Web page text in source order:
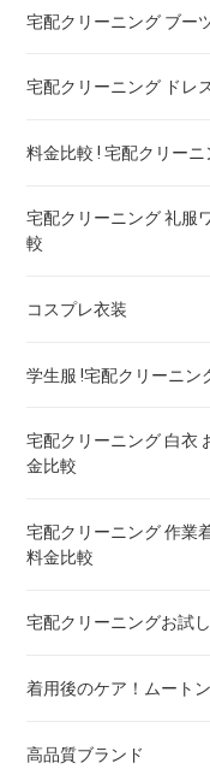
布団の洗濯ネット コ
布団クリーニング 防
ゴアテックス 羽毛布
こたつ布団のクリー
の違いも
トゥルースリーパー
ウェイトブランケッ
重い布団の洗い方 ! 洗
宅配クリーニング ブー
宅配クリーニング ドレ
料金比較 ! 宅配クリーニ
宅配クリーニング 礼服
較
コスプレ衣装
学生服 !宅配クリーニン
宅配クリーニング 白衣
金比較
宅配クリーニング 作業
料金比較
宅配クリーニングお試
着用後のケア！ムート
高品質ブランド